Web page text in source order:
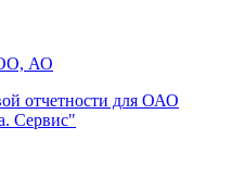
АО
отчетности для ОАО
Сервис"